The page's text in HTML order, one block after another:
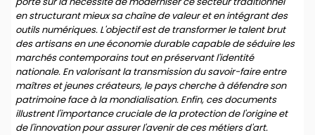
en structurant mieux sa chaîne de valeur et en intégrant des
outils numériques. L'objectif est de transformer le talent brut
des artisans en une économie durable capable de séduire les
marchés contemporains tout en préservant l'identité
nationale. En valorisant la transmission du savoir-faire entre
maîtres et jeunes créateurs, le pays cherche à défendre son
patrimoine face à la mondialisation. Enfin, ces documents
illustrent l'importance cruciale de la protection de l'origine et
de l'innovation pour assurer l'avenir de ces métiers d'art.